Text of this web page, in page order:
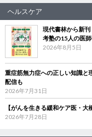
ヘルスケア
現代書林から新
考塾の15人の医
2026年8月5日
重症筋無力症への正しい知識
配信も
2026年7月31日
【がんを生きる緩和ケア医・
2026年7月28日